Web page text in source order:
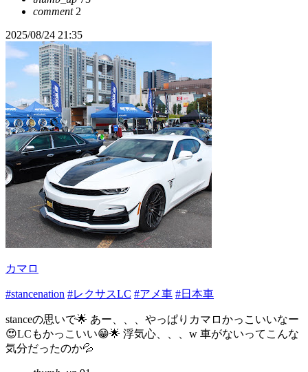
comment2
2025/08/24 21:35
カマロ
#stancenation #レクサスLC #アメ車 #日本車
stanceの思いで🌟 あー、、、やっぱりカマロかっこいいなー
😍LCもかっこいい😁🌟 浮気心、、、w 車がないってこんな
気分だったのか💦